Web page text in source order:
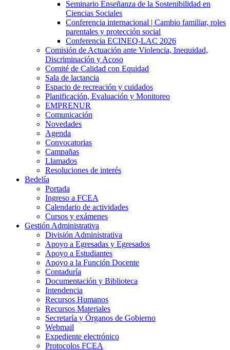
Seminario Enseñanza de la Sostenibilidad en
Ciencias Sociales
Conferencia internacional | Cambio familiar, roles
parentales y protección social
Conferencia ECINEQ-LAC 2026
Comisión de Actuación ante Violencia, Inequidad,
Discriminación y Acoso
Comité de Calidad con Equidad
Sala de lactancia
Espacio de recreación y cuidados
Planificación, Evaluación y Monitoreo
EMPRENUR
Comunicación
Novedades
Agenda
Convocatorias
Campañas
Llamados
Resoluciones de interés
Bedelía
Portada
Ingreso a FCEA
Calendario de actividades
Cursos y exámenes
Gestión Administrativa
División Administrativa
Apoyo a Egresadas y Egresados
Apoyo a Estudiantes
Apoyo a la Función Docente
Contaduría
Documentación y Biblioteca
Intendencia
Recursos Humanos
Recursos Materiales
Secretaría y Órganos de Gobierno
Webmail
Expediente electrónico
Protocolos FCEA